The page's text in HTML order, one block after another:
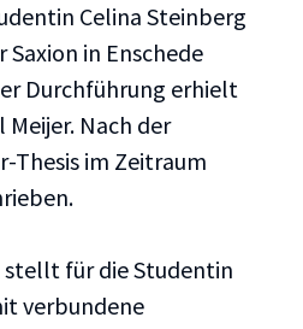
Celina Steinberg
in Enschede
Durchführung erhielt
Nach der
Thesis im Zeitraum
für die Studentin
verbundene